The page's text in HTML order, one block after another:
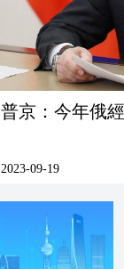
普京：今年俄
2023-09-19